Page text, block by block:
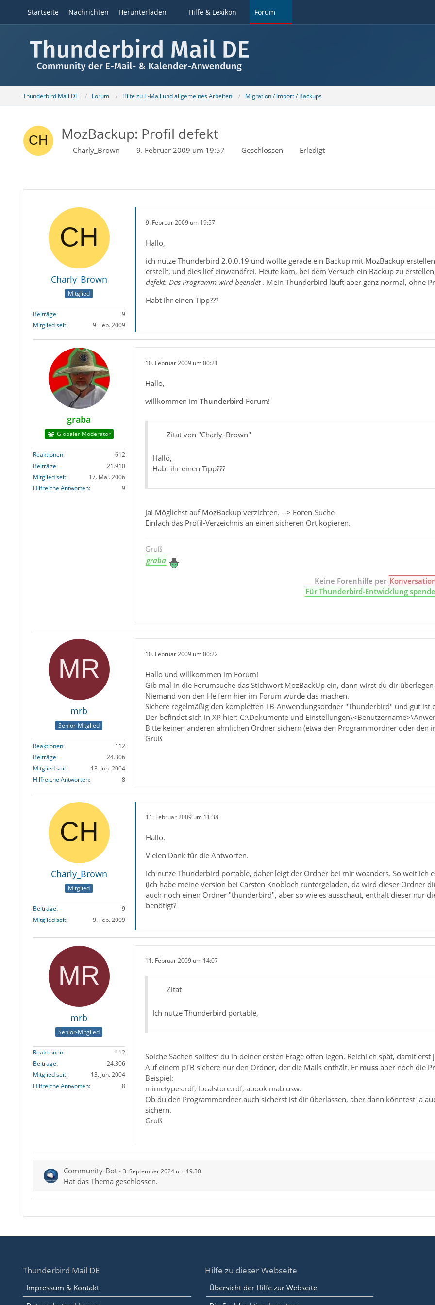
Startseite Nachrichten Herunterladen Hilfe & Lexikon Forum
Thunderbird Mail DE Forum Hilfe zu E-Mail und allgemeines Arbeiten Migration / Import / Backups
MozBackup: Profil defekt
Charly_Brown 9. Februar 2009 um 19:57 Geschlossen Erledigt
Charly_Brown
Mitglied
Beiträge
9
Mitglied seit
9. Feb. 2009
9. Februar 2009 um 19:57
Hallo,
ich nutze Thunderbird 2.0.0.19 und wollte gerade ein Backup mit MozBackup
erstellt, und dies lief einwandfrei. Heute kam, bei dem Versuch ein Backup zu
defekt. Das Programm wird beendet. Mein Thunderbird läuft aber ganz normal, ohne
Habt ihr einen Tipp???
graba
Globaler Moderator
Reaktionen
612
Beiträge
21.910
Mitglied seit
17. Mai. 2006
Hilfreiche Antworten
9
10. Februar 2009 um 00:21
Hallo,
willkommen im Thunderbird-Forum!
Zitat von "Charly_Brown"
Hallo,
Habt ihr einen Tipp???
Ja! Möglichst auf MozBackup verzichten. --> Foren-Suche
Einfach das Profil-Verzeichnis an einen sicheren Ort kopieren.
Gruß
graba
Keine Forenhilfe per
Für Thunderbird-Entwicklung
mrb
Senior-Mitglied
Reaktionen
112
Beiträge
24.306
Mitglied seit
13. Jun. 2004
Hilfreiche Antworten
8
10. Februar 2009 um 00:22
Hallo und willkommen im Forum!
Gib mal in die Forumsuche das Stichwort MozBackUp ein, dann wirst du dir
Niemand von den Helfern hier im Forum würde das machen.
Sichere regelmäßig den kompletten TB-Anwendungsordner "Thunderbird" und gut ist
Der befindet sich in XP hier: C:\Dokumente und
Bitte keinen anderen ähnlichen Ordner sichern (etwa den Programmordner oder den
Gruß
Charly_Brown
Mitglied
Beiträge
9
Mitglied seit
9. Feb. 2009
11. Februar 2009 um 11:38
Hallo.
Vielen Dank für die Antworten.
Ich nutze Thunderbird portable, daher leigt der Ordner bei mir woanders. So weit ich
(ich habe meine Version bei Carsten Knobloch runtergeladen, da wird dieser Ordner
auch noch einen Ordner "thunderbird", aber so wie es ausschaut, enthält dieser nur
benötigt?
mrb
Senior-Mitglied
Reaktionen
112
Beiträge
24.306
Mitglied seit
13. Jun. 2004
Hilfreiche Antworten
8
11. Februar 2009 um 14:07
Zitat
Ich nutze Thunderbird portable,
Solche Sachen solltest du in deiner ersten Frage offen legen. Reichlich spät, damit erst
Auf einem pTB sichere nur den Ordner, der die Mails enthält. Er mussaber noch die
Beispiel:
mimetypes.rdf, localstore.rdf, abook.mab usw.
Ob du den Programmordner auch sicherst ist dir überlassen, aber dann könntest ja
sichern.
Gruß
Community-Bot 3. September 2024 um 19:30
Hat das Thema geschlossen.
Thunderbird Mail DE
Impressum & Kontakt
Hilfe zu dieser Webseite
Übersicht der Hilfe zur Webseite